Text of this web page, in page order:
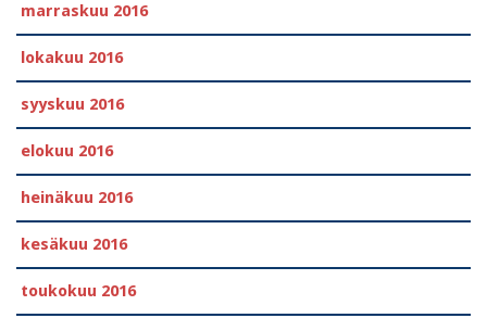
marraskuu 2016
lokakuu 2016
syyskuu 2016
elokuu 2016
heinäkuu 2016
kesäkuu 2016
toukokuu 2016